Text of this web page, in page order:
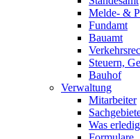
Melde- &
Fundamt
Bauamt
Steuern,
Bauhof
Verwaltung
Mitarbeiter
Was